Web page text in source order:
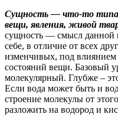
Сущность — что-то типа
вещи, явления, живой
сущность — смысл данной
себе, в отличие от всех
изменчивых, под влиянием
состояний вещи. Базовый
молекулярный. Глубже –
Если вода может быть и
строение молекулы от
разложить на водород и